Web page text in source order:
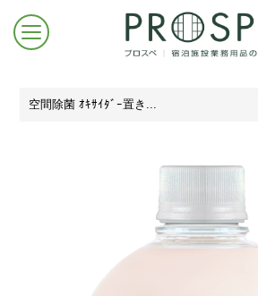
ログイン/新規登録
空間除菌 ｵｷｻｲﾀﾞｰ置き...